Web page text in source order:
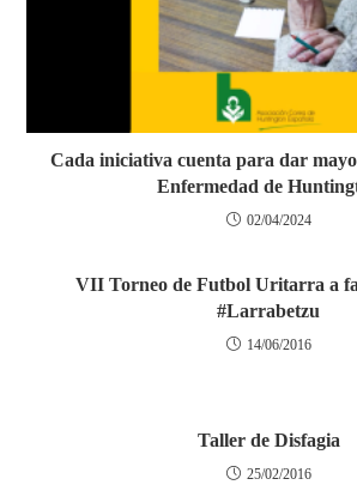
Cada iniciativa cuenta para dar
Enfermedad de
02/04/2024
VII Torneo de Futbol Uritarra a
#Larrabetzu
14/06/2016
Taller de Disfagia
25/02/2016